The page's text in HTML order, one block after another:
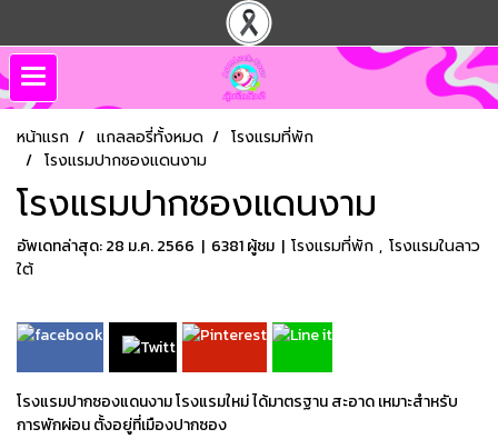
หน้าแรก แกลลอรี่ทั้งหมด
โรงแรมที่พัก
โรงแรมปากซองแดนงาม
โรงแรมปากซองแดนงาม
อัพเดทล่าสุด: 28 ม.ค. 2566 | 6381 ผู้ชม | โรงแรมที่พัก , โรงแรมในลาว
ใต้
โรงแรมปากซองแดนงาม โรงแรมใหม่ ได้มาตรฐาน สะอาด เหมาะสำหรับ
การพักผ่อน ตั้งอยู่ที่เมืองปากซอง